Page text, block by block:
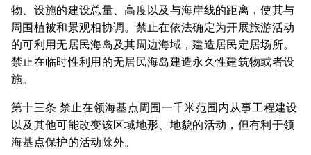
物、设施的建设总量、高度以及与海岸线的距离，使其与
周围植被和景观相协调。禁止在依法确定为开展旅游活动
的可利用无居民海岛及其周边海域，建造居民定居场所。
禁止在临时性利用的无居民海岛建造永久性建筑物或者设
施。
第十三条 禁止在领海基点周围一千米范围内从事工程建设
以及其他可能改变该区域地形、地貌的活动，但有利于领
海基点保护的活动除外。